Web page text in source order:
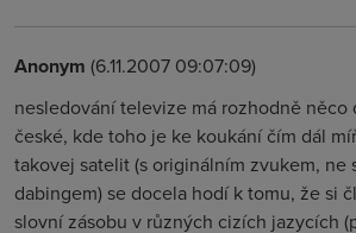
Anonym (6.11.2007 09:07:09)
nesledování televize má rozhodně něco
české, kde toho je ke koukání čím dál
takovej satelit (s originálním zvukem, ne
dabingem) se docela hodí k tomu, že si
slovní zásobu v různých cizích jazycích